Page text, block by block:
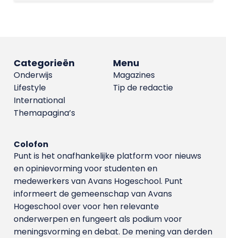
Menu
Magazines
Tip de redactie
Categorieën
Onderwijs
Lifestyle
International
Themapagina’s
Colofon
Punt is het onafhankelijke platform voor nieuws
en opinievorming voor studenten en
medewerkers van Avans Hoge­school. Punt
informeert de gemeenschap van Avans
Hogeschool over voor hen relevante
onderwerpen en fungeert als podium voor
meningsvorming en debat. De mening van derden